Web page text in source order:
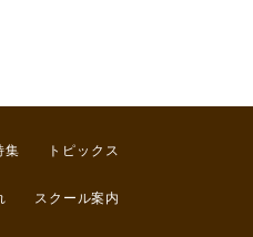
集 トピックス
スクール案内